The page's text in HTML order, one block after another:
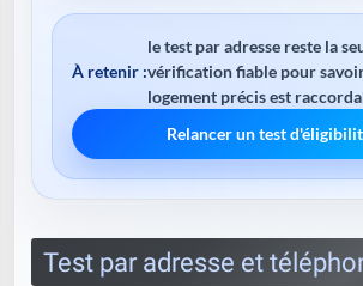
À retenir :
le test par adresse reste la
vérification fiable pour
logement précis est
Relancer un test
Test par adresse et